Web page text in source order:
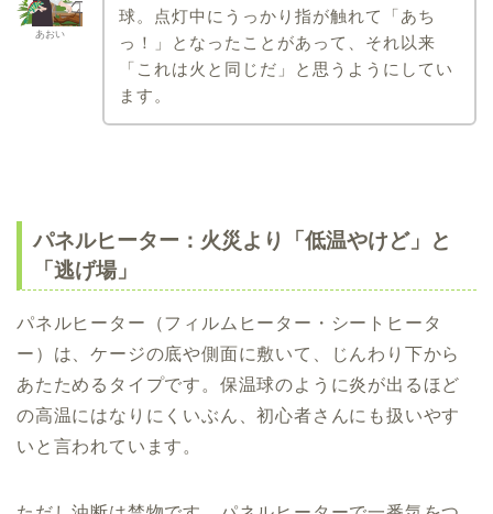
あおい
球。点灯中にうっかり指が触れて「あち
っ！」となったことがあって、それ以来
「これは火と同じだ」と思うようにしてい
ます。
パネルヒーター：火災より「低温やけど」と
「逃げ場」
パネルヒーター（フィルムヒーター・シートヒータ
ー）は、ケージの底や側面に敷いて、じんわり下から
あたためるタイプです。保温球のように炎が出るほど
の高温にはなりにくいぶん、初心者さんにも扱いやす
いと言われています。